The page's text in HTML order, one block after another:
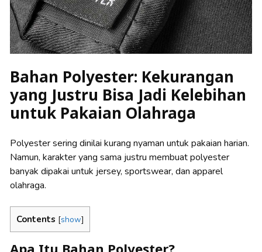
Bahan Polyester: Kekurangan
yang Justru Bisa Jadi Kelebihan
untuk Pakaian Olahraga
Polyester sering dinilai kurang nyaman untuk pakaian harian.
Namun, karakter yang sama justru membuat polyester
banyak dipakai untuk jersey, sportswear, dan apparel
olahraga.
Contents [show]